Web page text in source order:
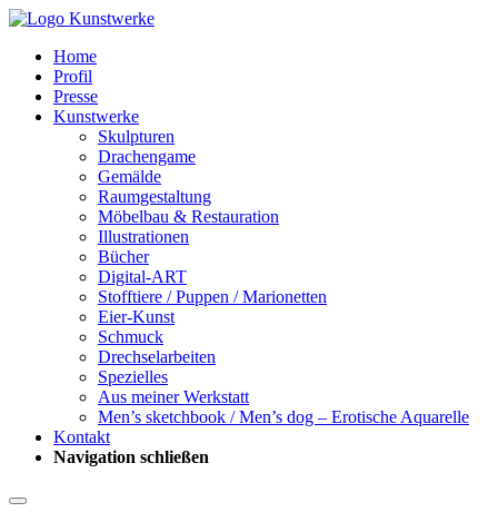
Home
Profil
Presse
Kunstwerke
Skulpturen
Drachengame
Gemälde
Raumgestaltung
Möbelbau & Restauration
Illustrationen
Bücher
Digital-ART
Stofftiere / Puppen / Marionetten
Eier-Kunst
Schmuck
Drechselarbeiten
Spezielles
Aus meiner Werkstatt
Men’s sketchbook / Men’s dog – Erotische Aquarelle
Kontakt
Navigation schließen